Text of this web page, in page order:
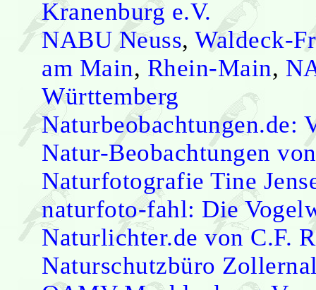
Kranenburg e.V.
NABU Neuss, Waldeck-
am Main, Rhein-Main,
Württemberg
Naturbeobachtungen.de:
Natur-Beobachtungen
Naturfotografie Tine
naturfoto-fahl: Die
Naturlichter.de von C.F.
Naturschutzbüro